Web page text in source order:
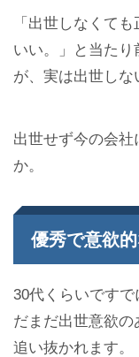
「出世しなくて
いい。」と当た
が、実は出世しな
出世せず今の会社
か。
優秀で意欲
30代くらいです
だまだ出世意欲
追い抜かれます。